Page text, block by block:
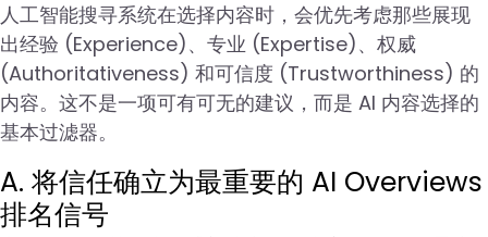
人工智能搜寻系统在选择内容时，会优先考虑那些展现
出经验 (Experience)、专业 (Expertise)、权威
(Authoritativeness) 和可信度 (Trustworthiness) 的
内容。这不是一项可有可无的建议，而是 AI 内容选择的
基本过滤器。
A. 将信任确立为最重要的 AI Overviews
排名信号